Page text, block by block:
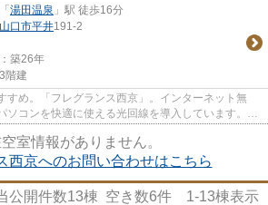
「 湯田温泉 」駅 徒歩16分
山口市平井191-2
築26年
階建
すめ。「フレグランス西京」。インターネット無
ソコンを快適に使える光回線を導入しています。初
室情報がありません。
西京へのお問い合わせはこちら
公開件数13棟 空き数6件 1-13棟表示